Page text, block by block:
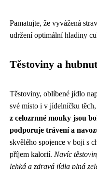
Pamatujte, že vyvážená
udržení optimální hladiny
Těstoviny a
Těstoviny, oblíbené jídlo
své místo i v jídelníčku
z celozrnné mouky jsou
podporuje trávení a
skvělého spojence v boji s
příjem kalorií. Navíc
lehká a zdravá jídla plná